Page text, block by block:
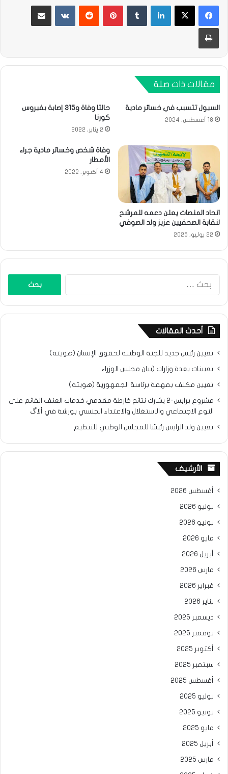
لينكدإن بينتيريست مشاركة عبر البريد
طباعة
مقالات ذات صلة
السيول تتسبب في خسائر مادية
18 أغسطس، 2024
حالتا وفاة و315 إصابة بفيروس
كورنا
2 يناير، 2022
اتحاد المنصات يعلن دعمه للمرشح
لنقابة الصحفيين عزيز ولد الصوفي
22 يوليو، 2025
وفاة شخص وخسائر مادية جراء
الأمطار
4 أكتوبر، 2022
أحدث المقالات
تعيين رئيس جديد للجنة الوطنية لحقوق الإنسان (هويته)
تعيينات بعدة وزارات (بيان مجلس الوزراء
تعيين مكلف بمهمة برئاسة الجمهورية (هويته)
مشروع برابس-2 يشارك نتائح خارطة مقدمي خدمات العنف القائم على
النوع الاجتماعي والاستغلال والاعتداء الجنسي بورشة في ألاگ
تعيين ولد الرايس رئيسًا للمجلس الوطني للتنظيم
الأرشيف
أغسطس 2026
يوليو 2026
يونيو 2026
مايو 2026
أبريل 2026
مارس 2026
فبراير 2026
يناير 2026
ديسمبر 2025
نوفمبر 2025
أكتوبر 2025
سبتمبر 2025
أغسطس 2025
يوليو 2025
يونيو 2025
مايو 2025
أبريل 2025
مارس 2025